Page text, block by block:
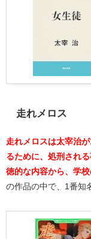
走れメロス
走れメロスは太宰治
るために、処刑され
徳的な内容から、学
の作品の中で、1番知